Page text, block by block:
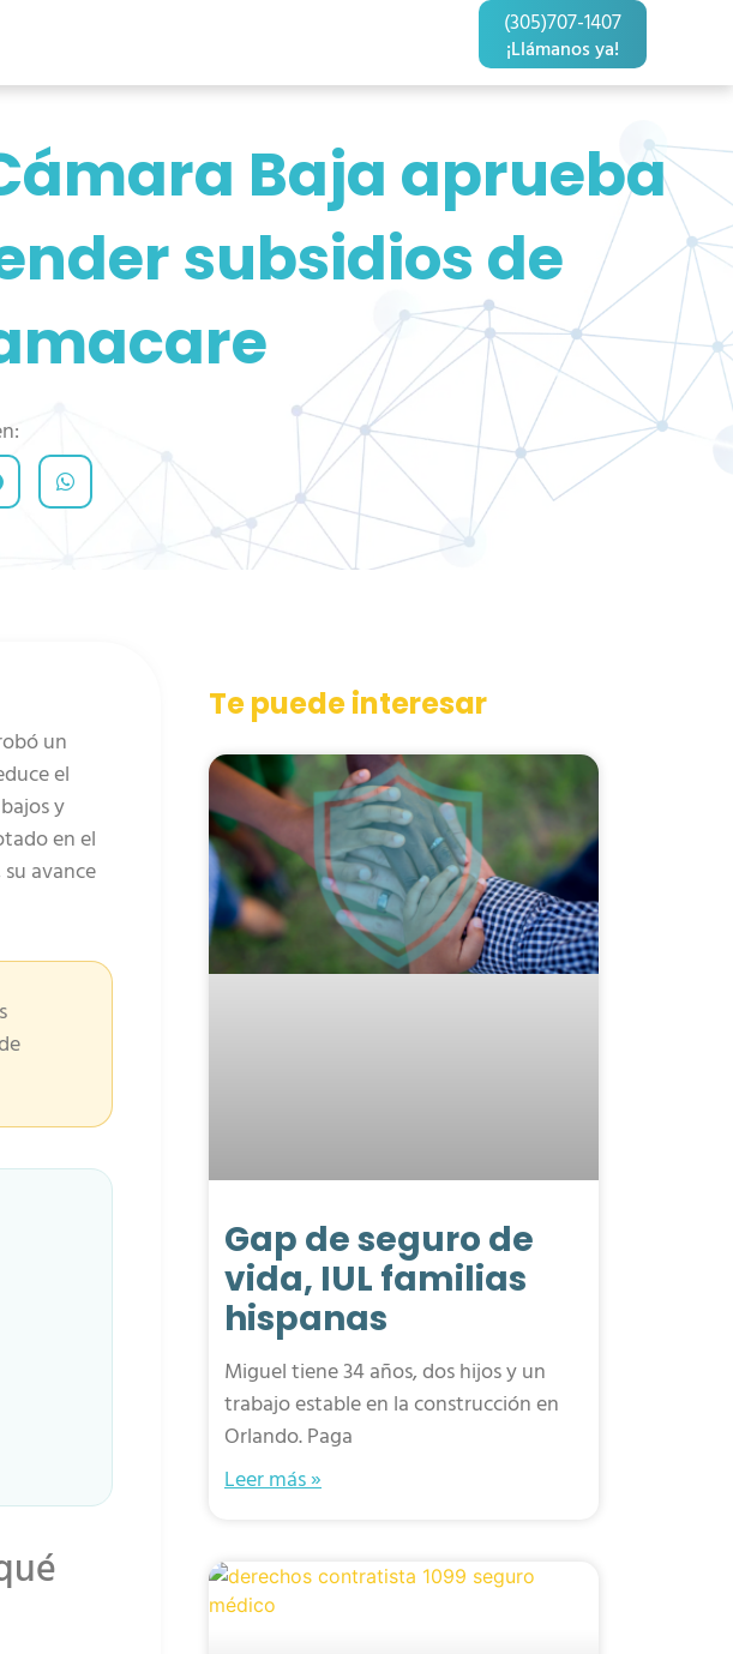
(305)707-1407
¡Llámanos ya!
Baja aprueba
subsidios de
un
el
y
en el
avance
Te puede interesar
Gap de seguro de
vida, IUL familias
hispanas
Miguel tiene 34 años, dos hijos y un
trabajo estable en la construcción en
Orlando. Paga
Leer más »